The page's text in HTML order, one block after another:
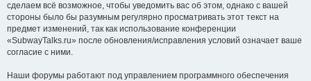
сделаем всё возможное, чтобы уведомить вас об этом, однако с вашей
стороны было бы разумным регулярно просматривать этот текст на
предмет изменений, так как использование конференции
«SubwayTalks.ru» после обновления/исправления условий означает ваше
согласие с ними.
Наши форумы работают под управлением программного обеспечения